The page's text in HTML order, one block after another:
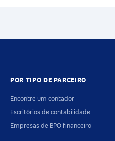
POR TIPO DE PARCEIRO
Encontre um contador
Escritórios de contabilidade
Empresas de BPO financeiro